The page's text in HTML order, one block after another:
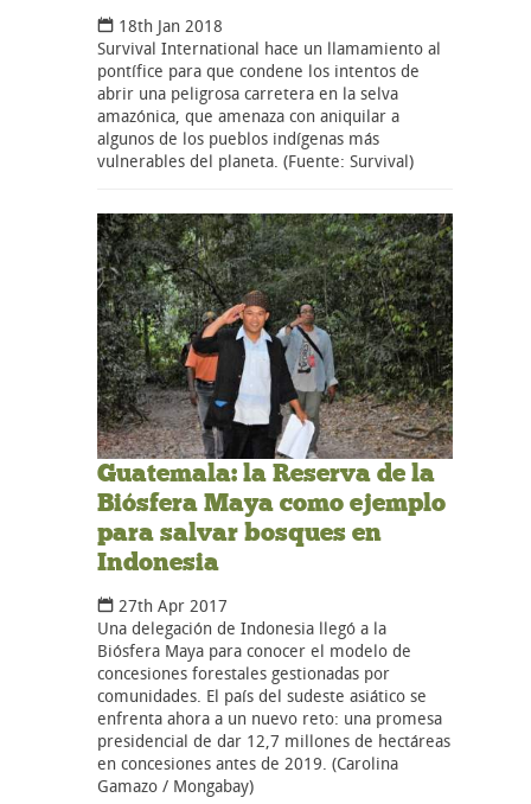
18th Jan 2018
Survival International hace un llamamiento al
pontífice para que condene los intentos de
abrir una peligrosa carretera en la selva
amazónica, que amenaza con aniquilar a
algunos de los pueblos indígenas más
vulnerables del planeta. (Fuente: Survival)
Guatemala: la Reserva de la
Biósfera Maya como ejemplo
para salvar bosques en
Indonesia
27th Apr 2017
Una delegación de Indonesia llegó a la
Biósfera Maya para conocer el modelo de
concesiones forestales gestionadas por
comunidades. El país del sudeste asiático se
enfrenta ahora a un nuevo reto: una promesa
presidencial de dar 12,7 millones de hectáreas
en concesiones antes de 2019. (Carolina
Gamazo / Mongabay)